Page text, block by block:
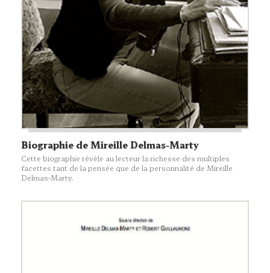
Biographie de Mireille Delmas-Marty
Cette biographie révèle au lecteur la richesse des multiples
facettes tant de la pensée que de la personnalité de Mireille
Delmas-Marty.